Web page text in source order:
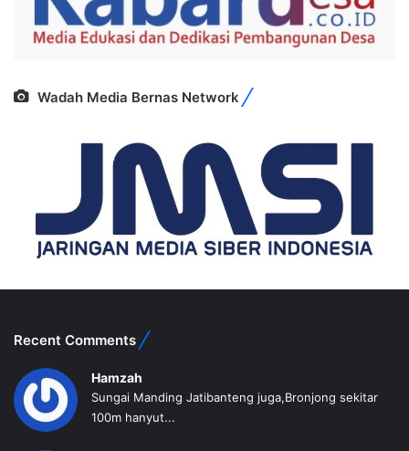
Wadah Media Bernas Network
Recent Comments
Hamzah
Sungai Manding Jatibanteng juga,Bronjong sekitar
100m hanyut...